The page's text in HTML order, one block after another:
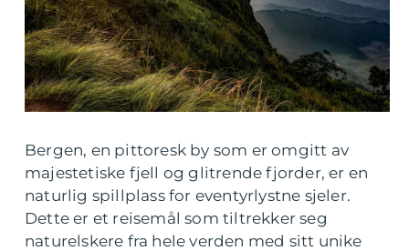
Bergen, en pittoresk by som er omgitt av
majestetiske fjell og glitrende fjorder, er en
naturlig spillplass for eventyrlystne sjeler.
Dette er et reisemål som tiltrekker seg
naturelskere fra hele verden med sitt unike